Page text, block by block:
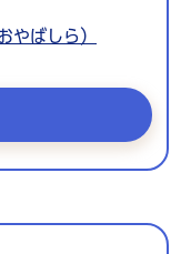
やばしら）